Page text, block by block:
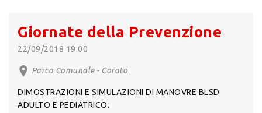
Giornate della Prevenzione
22/09/2018 19:00
Parco Comunale - Corato
DIMOSTRAZIONI E SIMULAZIONI DI MANOVRE BLSD
ADULTO E PEDIATRICO.